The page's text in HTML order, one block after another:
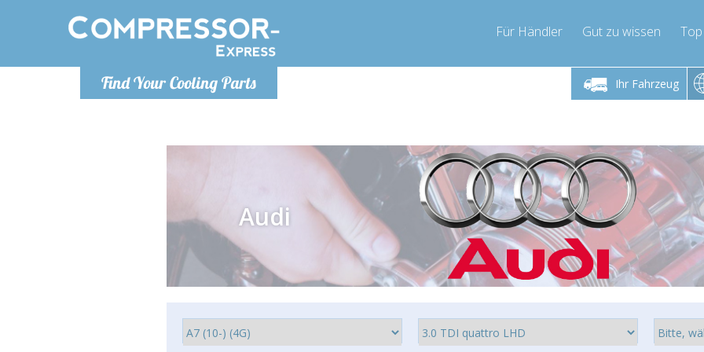
Find Your Cooling Parts
Für Händler Gut zu wissen
Ihr Fahrzeug
Montag bis Freitag 9-17 Uhr Montag bis Freitag 9-17 Uhr
info@compressor-express.de
Montag bis
Audi